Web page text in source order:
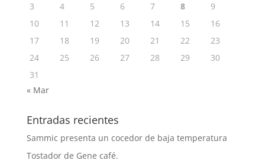
3
4 5 6 7 8
9
10
11 12 13 14 15
16
17
18 19 20 21 22
23
24
25 26 27 28 29
30
31
« Mar
Entradas recientes
Sammic presenta un cocedor de baja temperatura
Tostador de Gene café.